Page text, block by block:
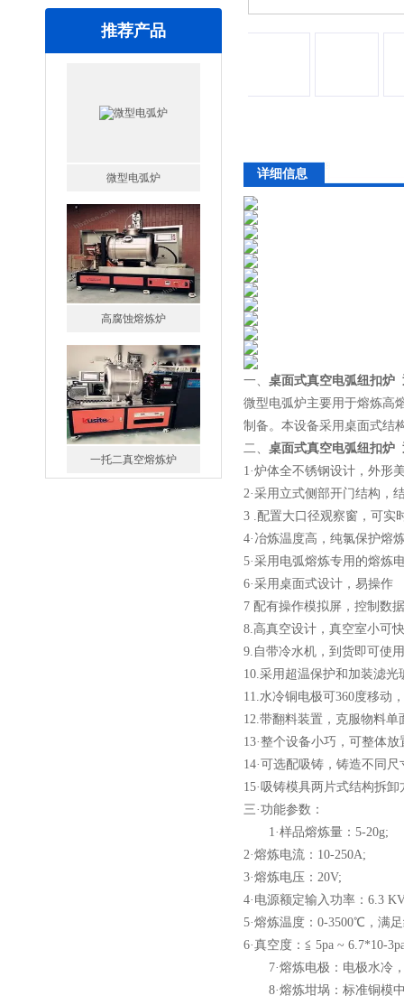
推荐产品
微型电弧炉
高腐蚀熔炼炉
一托二真空熔炼炉
详细信息
一、 桌面式真空电弧纽扣炉
微型电弧炉主要用于熔炼高
制备。本设备采用桌面式结
二、 桌面式真空电弧纽扣炉
1·炉体全不锈钢设计，外形
2·采用立式侧部开门结构，
3 .配置大口径观察窗，可实
4·冶炼温度高，纯氯保护熔
5·采用电弧熔炼专用的熔炼
6·采用桌面式设计，易操作
7 配有操作模拟屏，控制数
8.高真空设计，真空室小可
9.自带冷水机，到货即可使
10.采用超温保护和加装滤光
11.水冷铜电极可360度移动
12.带翻料装置，克服物料单
13·整个设备小巧，可整体
14·可选配吸铸，铸造不同
15·吸铸模具两片式结构拆卸
三·功能参数：
1·样品熔炼量：5-20g;
2·熔炼电流：10-250A;
3·熔炼电压：20V;
4·电源额定输入功率：6.3
5·熔炼温度：0-3500℃，满
6·真空度：≦ 5pa ~ 6.7*10-
7·熔炼电极：电极水冷，
8·熔炼坩埚：标准铜模中